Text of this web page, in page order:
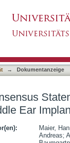
→ Dokumentanzeige
Ear
Maier,
Andreas;